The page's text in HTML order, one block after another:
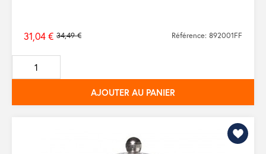
Prix
de
base
34,49 €
31,04 € Référence: 892001FF
AJOUTER AU PANIER